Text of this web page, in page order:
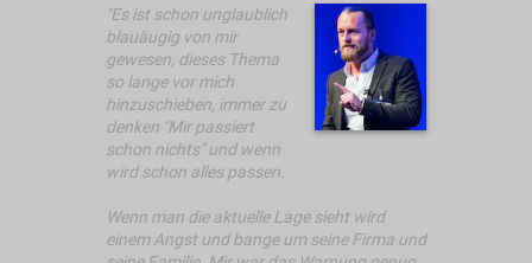
"Es ist schon unglaublich
blauäugig von mir
gewesen, dieses Thema
so lange vor mich
hinzuschieben, immer zu
denken "Mir passiert
schon nichts" und wenn
wird schon alles passen.
Wenn man die aktuelle Lage sieht wird
einem Angst und bange um seine Firma und